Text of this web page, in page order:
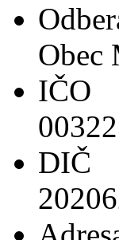
Obec
IČO
DIČ